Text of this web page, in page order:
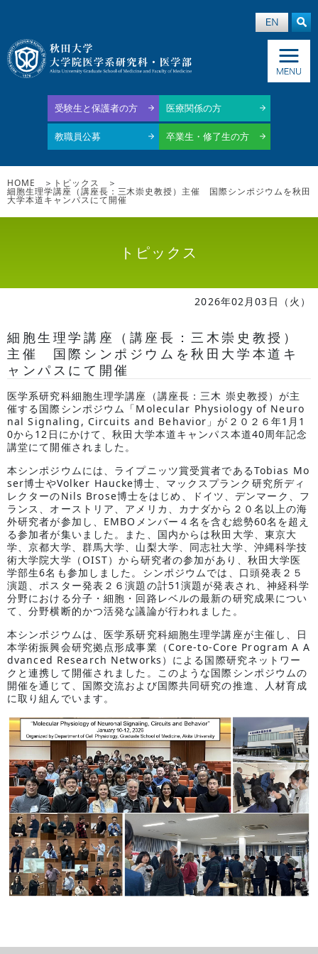
受験生と保護者の方 医療関係の方
教職員公募 卒業生・修了生の方
HOME トピックス
細胞生理学講座（講座長：三木崇史教授）主催 国際シンポジウムを秋田
大学本道キャンパスにて開催
トピックス
2026年02月03日（火）
細胞生理学講座（講座長：三木崇史教授）
主催 国際シンポジウムを秋田大学本道キ
ャンパスにて開催
医学系研究科細胞生理学講座（講座長：三木 崇史教授）が主
催する国際シンポジウム「Molecular Physiology of Neuro
nal Signaling, Circuits and Behavior」が２０２６年1月1
0から12日にかけて、秋田大学本道キャンパス本道40周年記念
講堂にて開催されました。
本シンポジウムには、ライプニッツ賞受賞者であるTobias Mo
ser博士やVolker Haucke博士、マックスプランク研究所ディ
レクターのNils Brose博士をはじめ、ドイツ、デンマーク、フ
ランス、オーストリア、アメリカ、カナダから２０名以上の海
外研究者が参加し、EMBOメンバー４名を含む総勢60名を超え
る参加者が集いました。また、国内からは秋田大学、東京大
学、京都大学、群馬大学、山梨大学、同志社大学、沖縄科学技
術大学院大学（OIST）から研究者の参加があり、秋田大学医
学部生6名も参加しました。シンポジウムでは、口頭発表２５
演題、ポスター発表２６演題の計51演題が発表され、神経科学
分野における分子・細胞・回路レベルの最新の研究成果につい
て、分野横断的かつ活発な議論が行われました。
本シンポジウムは、医学系研究科細胞生理学講座が主催し、日
本学術振興会研究拠点形成事業（Core-to-Core Program A A
dvanced Research Networks）による国際研究ネットワー
クと連携して開催されました。このような国際シンポジウムの
開催を通じて、国際交流および国際共同研究の推進、人材育成
に取り組んでいます。